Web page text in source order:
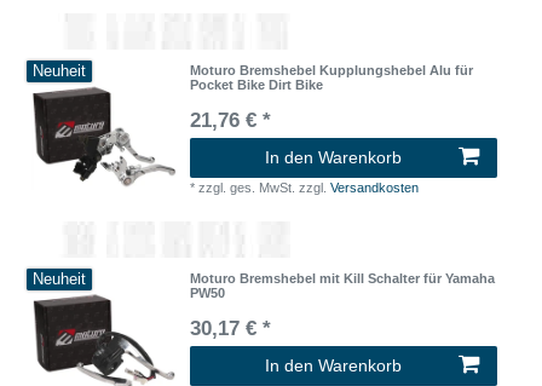
Neuheit
Moturo Bremshebel Kupplungshebel Alu für
Pocket Bike Dirt Bike
21,76 € *
In den Warenkorb
*zzgl. ges. MwSt. zzgl.Versandkosten
Neuheit
Moturo Bremshebel mit Kill Schalter für Yamaha
PW50
30,17 € *
In den Warenkorb